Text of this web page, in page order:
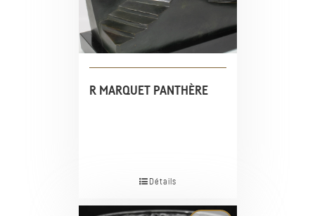
R MARQUET PANTHÈRE
Détails